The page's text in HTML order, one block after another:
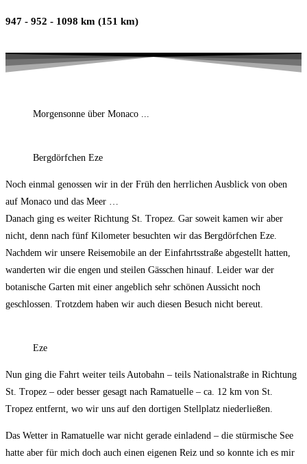
947 - 952 - 1098 km (151 km)
Morgensonne über Monaco ...
Bergdörfchen Eze
Noch einmal genossen wir in der Früh den herrlichen Ausblick von oben
auf Monaco und das Meer …
Danach ging es weiter Richtung St. Tropez. Gar soweit kamen wir aber
nicht, denn nach fünf Kilometer besuchten wir das Bergdörfchen Eze.
Nachdem wir unsere Reisemobile an der Einfahrtsstraße abgestellt hatten,
wanderten wir die engen und steilen Gässchen hinauf. Leider war der
botanische Garten mit einer angeblich sehr schönen Aussicht noch
geschlossen. Trotzdem haben wir auch diesen Besuch nicht bereut.
Eze
Nun ging die Fahrt weiter teils Autobahn – teils Nationalstraße in Richtung
St. Tropez – oder besser gesagt nach Ramatuelle – ca. 12 km von St.
Tropez entfernt, wo wir uns auf den dortigen Stellplatz niederließen.
Das Wetter in Ramatuelle war nicht gerade einladend – die stürmische See
hatte aber für mich doch auch einen eigenen Reiz und so konnte ich es mir